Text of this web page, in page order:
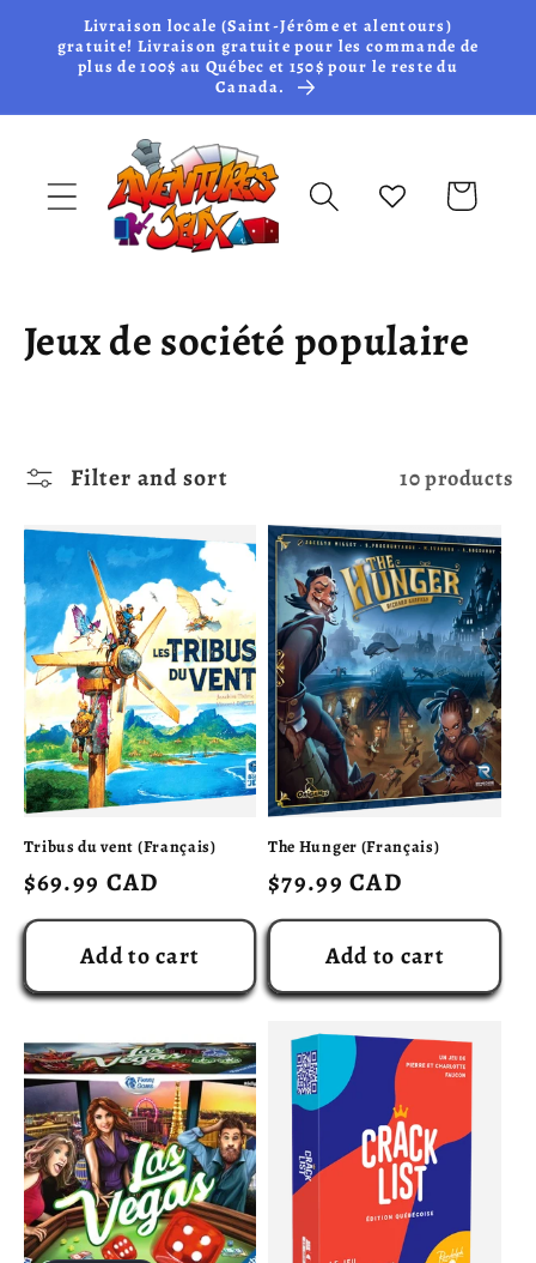
Skip to
content
Livraison locale (Saint-Jérôme et alentours)
gratuite! Livraison gratuite pour les commande de
plus de 100$ au Québec et 150$ pour le reste du
Canada.
Cart
C
l
e
c
t
i
o
n
:
Jeux de société populaire
Filter and sort 10 products
Tribus du vent (Français)
Regular
price
$69.99 CAD
Add to cart
The Hunger (Français)
Regular
price
$79.99 CAD
Add to cart